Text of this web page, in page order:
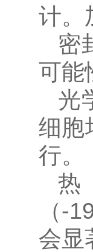
计。
密
可能
光
细胞
行。
热
（-
会显